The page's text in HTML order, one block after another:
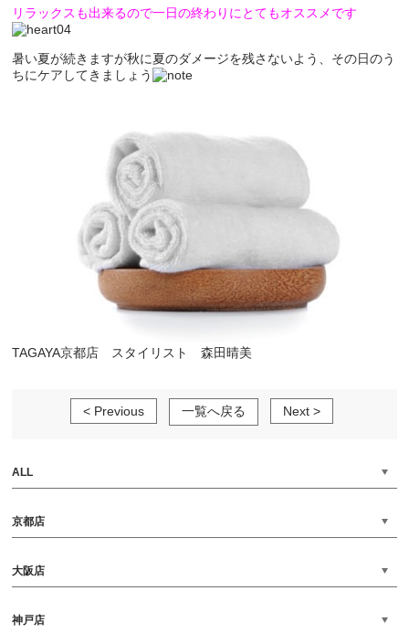
リラックスも出来るので一日の終わりにとてもオススメです
暑い夏が続きますが秋に夏のダメージを残さないよう、その日のう
ちにケアしてきましょう
TAGAYA京都店 スタイリスト 森田晴美
< Previous 一覧へ戻る Next >
ALL
京都店
大阪店
神戸店